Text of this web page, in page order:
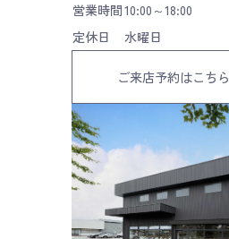
営業時間10:00～18:00
定休日
水曜日
ご来店予約はこちら